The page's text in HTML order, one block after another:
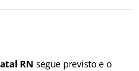
RN segue previsto e o